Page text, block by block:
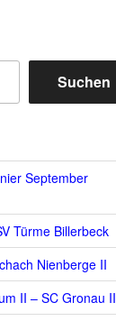
Suchen
September
Türme Billerbeck
Nienberge II
II – SC Gronau II